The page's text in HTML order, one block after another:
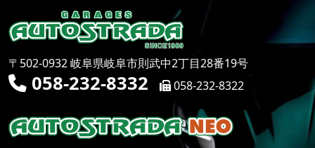
〒502-0932 岐阜県岐阜市則武中2丁目28番19号
058-232-8332 058-232-8322